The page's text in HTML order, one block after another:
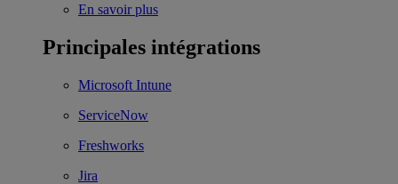
En savoir plus
Principales intégrations
Microsoft Intune
ServiceNow
Freshworks
Jira